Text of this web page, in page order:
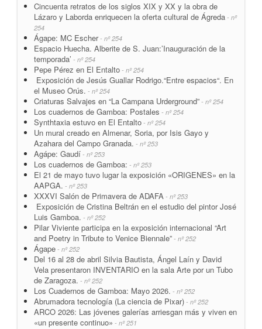
Cincuenta retratos de los siglos XIX y XX y la obra de
Lázaro y Laborda enriquecen la oferta cultural de Ágreda - nº
254
Ágape: MC Escher- nº 254
Espacio Huecha. Alberite de S. Juan:’Inauguración de la
temporada’ - nº 254
Pepe Pérez en El Entalto - nº 254
Exposición de Jesús Guallar Rodrigo.“Entre espacios“. En
el Museo Orús. - nº 254
Criaturas Salvajes en “La Campana Urderground” - nº 254
Los cuadernos de Gamboa: Postales - nº 254
Synthtaxia estuvo en El Entalto - nº 254
Un mural creado en Almenar, Soria, por Isis Gayo y
Azahara del Campo Granada. - nº 253
Agápe: Gaudí - nº 253
Los cuadernos de Gamboa: - nº 253
El 21 de mayo tuvo lugar la exposición «ORIGENES» en la
AAPGA. - nº 253
XXXVI Salón de Primavera de ADAFA - nº 253
Exposición de Cristina Beltrán en el estudio del pintor José
Luis Gamboa. - nº 252
Pilar Viviente participa en la exposición internacional “Art
and Poetry in Tribute to Venice Biennale” - nº 252
Ágape - nº 252
Del 16 al 28 de abril Silvia Bautista, Ángel Laín y David
Vela presentaron INVENTARIO en la sala Arte por un Tubo
de Zaragoza. - nº 252
Los Cuadernos de Gamboa: Mayo 2026. - nº 252
Abrumadora tecnología (La ciencia de Pixar) - nº 252
ARCO 2026: Las jóvenes galerías arriesgan más y viven en
«un presente continuo» - nº 251